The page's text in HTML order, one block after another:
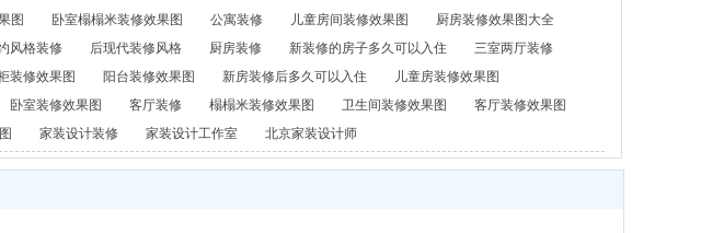
图 卧室榻榻米装修效果图 公寓装修 儿童房间装修效果图
厨房装修效果图大全
风格装修 后现代装修风格 厨房装修 新装修的房子多久可以入住
三室两厅装修
装修效果图 阳台装修效果图 新房装修后多久可以入住
儿童房装修效果图
卧室装修效果图 客厅装修 榻榻米装修效果图 卫生间装修效果图
客厅装修效果图
家装设计装修 家装设计工作室 北京家装设计师